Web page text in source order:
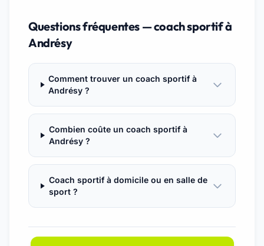
Questions fréquentes — coach sportif à
Andrésy
Comment trouver un coach sportif à
Andrésy ?
Combien coûte un coach sportif à
Andrésy ?
Coach sportif à domicile ou en salle de
sport ?